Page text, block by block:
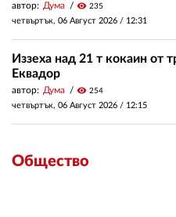
автор: Дума visibility 235
четвъртък, 06 Август 2026 / 12:31
Иззеха над 21 т кокаин от
Еквадор
автор: Дума visibility 254
четвъртък, 06 Август 2026 / 12:15
Общество